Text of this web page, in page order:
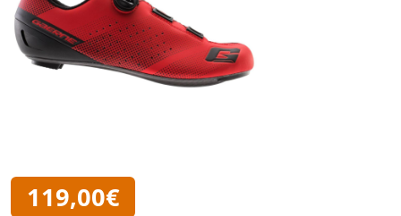
119,00€